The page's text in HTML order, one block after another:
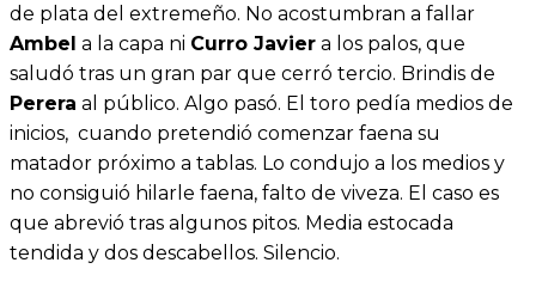
de plata del extremeño. No acostumbran a fallar
Ambel a la capa ni Curro Javier a los palos, que
saludó tras un gran par que cerró tercio. Brindis de
Perera al público. Algo pasó. El toro pedía medios de
inicios, cuando pretendió comenzar faena su
matador próximo a tablas. Lo condujo a los medios y
no consiguió hilarle faena, falto de viveza. El caso es
que abrevió tras algunos pitos. Media estocada
tendida y dos descabellos. Silencio.